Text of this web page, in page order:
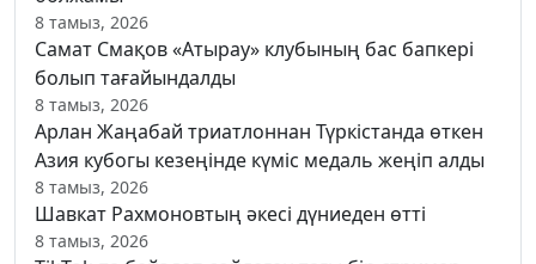
8 тамыз, 2026
Самат Смақов «Атырау» клубының бас бапкері
болып тағайындалды
8 тамыз, 2026
Арлан Жаңабай триатлоннан Түркістанда өткен
Азия кубогы кезеңінде күміс медаль жеңіп алды
8 тамыз, 2026
Шавкат Рахмоновтың әкесі дүниеден өтті
8 тамыз, 2026